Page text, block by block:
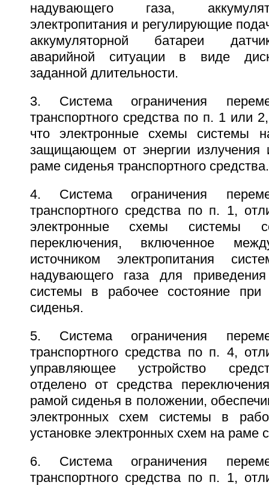
надувающего газа,
электропитания и регулирующие
аккумуляторной батареи
аварийной ситуации в виде
заданной длительности.
3. Система ограничения
транспортного средства по п. 1 или
что электронные схемы системы
защищающем от энергии излучения
раме сиденья транспортного средства.
4. Система ограничения
транспортного средства по п. 1,
электронные схемы системы
переключения, включенное
источником электропитания
надувающего газа для
системы в рабочее состояние при
сиденья.
5. Система ограничения
транспортного средства по п. 4,
управляющее устройство
отделено от средства
рамой сиденья в положении,
электронных схем системы в
установке электронных схем на раме
6. Система ограничения
транспортного средства по п. 1,